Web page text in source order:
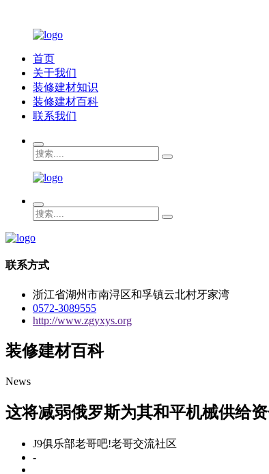
首页
关于我们
装修建材知识
装修建材百科
联系我们
联系方式
浙江省湖州市南浔区和孚镇云北村牙家湾
0572-3089555
http://www.zgyxys.org
装修建材百科
News
这将减弱俄罗斯为其和平机械供给
J9俱乐部老哥吧!老哥交流社区
-